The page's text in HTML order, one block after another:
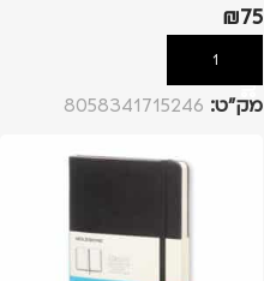
₪75
הוספה לסל
מק”ט: 8058341715246